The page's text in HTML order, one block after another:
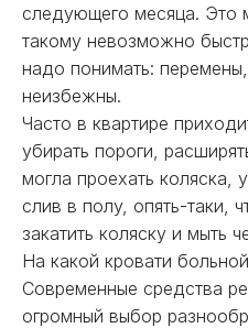
следующего месяца. Это
такому невозможно
надо понимать:
неизбежны.
Часто в квартире
убирать пороги,
могла проехать коляска,
слив в полу, опять-таки,
закатить коляску и мыть
На какой кровати
Современные средства
огромный выбор